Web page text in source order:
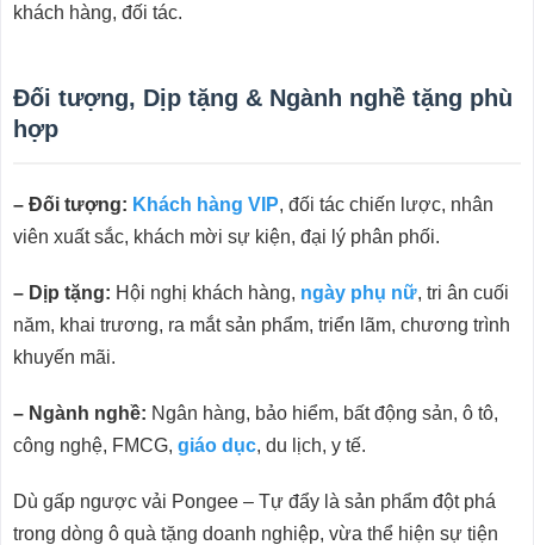
khách hàng, đối tác.
Đối tượng, Dịp tặng & Ngành nghề tặng phù
hợp
– Đối tượng: Khách hàng VIP, đối tác chiến lược, nhân
viên xuất sắc, khách mời sự kiện, đại lý phân phối.
– Dịp tặng: Hội nghị khách hàng, ngày phụ nữ, tri ân cuối
năm, khai trương, ra mắt sản phẩm, triển lãm, chương trình
khuyến mãi.
– Ngành nghề: Ngân hàng, bảo hiểm, bất động sản, ô tô,
công nghệ, FMCG, giáo dục, du lịch, y tế.
Dù gấp ngược vải Pongee – Tự đẩy là sản phẩm đột phá
trong dòng ô quà tặng doanh nghiệp, vừa thể hiện sự tiện